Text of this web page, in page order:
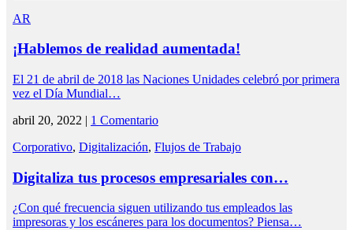
AR
¡Hablemos de realidad aumentada!
El 21 de abril de 2018 las Naciones Unidades celebró por primera
vez el Día Mundial…
abril 20, 2022 | 1 Comentario
Corporativo, Digitalización, Flujos de Trabajo
Digitaliza tus procesos empresariales con…
¿Con qué frecuencia siguen utilizando tus empleados las
impresoras y los escáneres para los documentos? Piensa…